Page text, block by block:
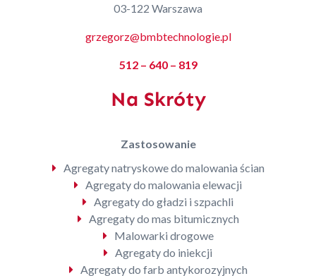
03-122 Warszawa
grzegorz@bmbtechnologie.pl
512 – 640 – 819
Na Skróty
Zastosowanie
Agregaty natryskowe do malowania ścian
Agregaty do malowania elewacji
Agregaty do gładzi i szpachli
Agregaty do mas bitumicznych
Malowarki drogowe
Agregaty do iniekcji
Agregaty do farb antykorozyjnych